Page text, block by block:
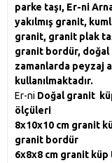
parke taşı, Er-ni
yakılmış granit,
granit, granit plak
granit bordür, doğal
zamanlarda peyzaj
kullanılmaktadır.
Er-ni Doğal
ölçüleri
8x10x10 cm
granit bordür
6x8x8 cm